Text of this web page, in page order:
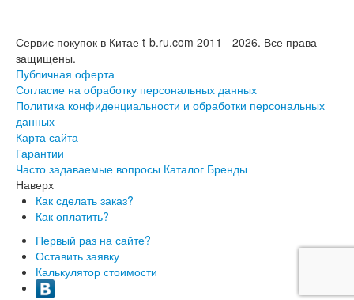
Сервис покупок в Китае t-b.ru.com 2011 - 2026. Все права
защищены.
Публичная оферта
Согласие на обработку персональных данных
Политика конфиденциальности и обработки персональных
данных
Карта сайта
Гарантии
Часто задаваемые вопросы Каталог Бренды
Наверх
Как сделать заказ?
Как оплатить?
Первый раз на сайте?
Оставить заявку
Калькулятор стоимости